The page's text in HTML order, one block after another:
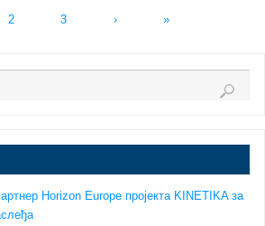
2 3 › »
Horizon Europe пројекта KINETIKA за